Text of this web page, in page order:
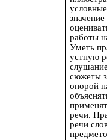
работы
Уметь
устную
сюжеты
опорой
речи.
речи